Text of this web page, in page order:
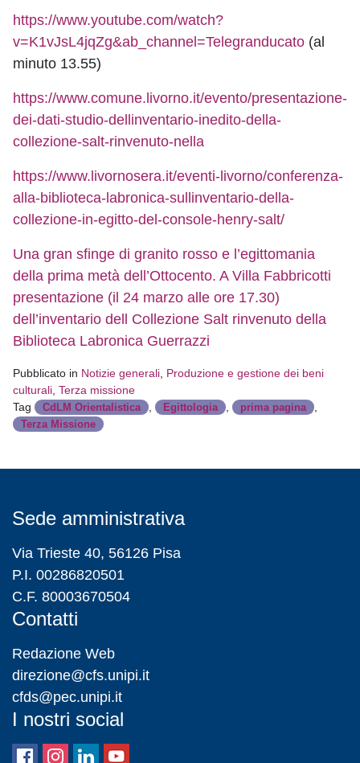
https://www.youtube.com/watch?
v=K1vJsL4jqZg&ab_channel=Telegranducato (al
minuto 13.55)
https://www.comune.livorno.it/evento/presentazione-
dei-dati-studio-dellinventario-inedito-della-
collezione-salt-rinvenuto-nella
https://www.livornosera.it/eventi-livorno/conferenza-
alla-biblioteca-labronica-sullinventario-della-
collezione-in-egitto-del-console-henry-salt/
Una gran sfinge di granito rosso e l’egittomania
della prima metà dell’Ottocento. A Villa Fabbricotti
presentazione (il 24 marzo alle ore 17.30)
dell’inventario dell Collezione Salt rinvenuto della
Biblioteca Labronica Guerrazzi
Pubblicato in Notizie generali Produzione e gestione dei beni
culturali Terza missione
Tag
CdLM Orientalistica Egittologia prima pagina
Terza Missione
Sede amministrativa
Via Trieste 40, 56126 Pisa
P.I. 00286820501
C.F. 80003670504
Contatti
Redazione Web
direzione@cfs.unipi.it
cfds@pec.unipi.it
I nostri social